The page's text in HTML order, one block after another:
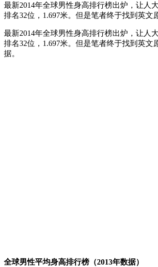
最新2014年全球男性身高排行榜出炉，让人
排名32位，1.697米。但是笔者终于找到英
最新2014年全球男性身高排行榜出炉，让人
排名32位，1.697米。但是笔者终于找到英
据。
全球男性平均身高排行榜（2013年数据）